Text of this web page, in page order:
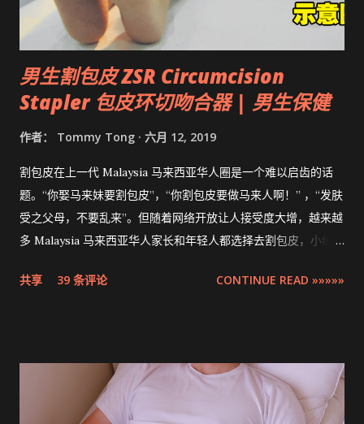
男生割包皮 ZSR Circumcision
Stapler 包皮环切吻合器 | 男生保健
作者： Tommy Tong 六月 12, 2019
割包皮在上一代 Malaysia 马来西亚华人圈是一个难以启齿的话
题。“你娶马来妹要割包皮”，“你割包皮要做马来人啊！” ，“发肤
受之父母，不要乱来”。但随着网络开放让人接受度大增，越来越
多 Malaysia 马来西亚华人家长和年轻人都选择去割包皮，小编多
的是最先进，零出血，零缝针，15分钟快速完成的 ZSR
共享 39 条评论 CONTINUE READ »»»»»